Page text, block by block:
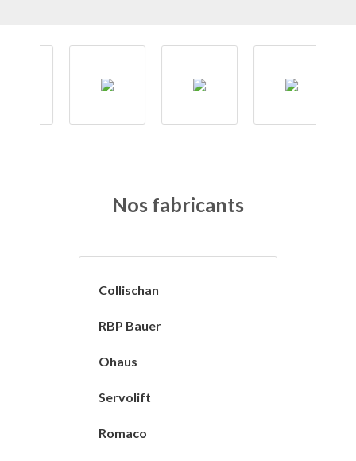
Nos fabricants
Collischan
RBP Bauer
Ohaus
Servolift
Romaco